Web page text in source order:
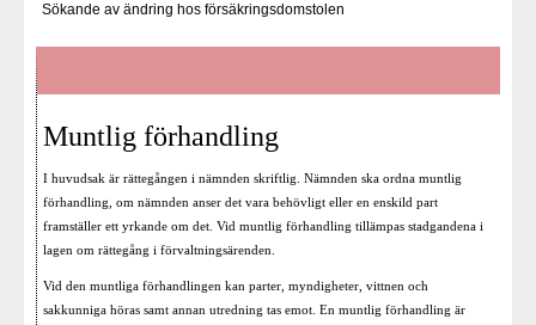
Sökande av ändring hos försäkringsdomstolen
Muntlig förhandling
I huvudsak är rättegången i nämnden skriftlig. Nämnden ska ordna muntlig
förhandling, om nämnden anser det vara behövligt eller en enskild part
framställer ett yrkande om det. Vid muntlig förhandling tillämpas stadgandena i
lagen om rättegång i förvaltningsärenden.
Vid den muntliga förhandlingen kan parter, myndigheter, vittnen och
sakkunniga höras samt annan utredning tas emot. En muntlig förhandling är